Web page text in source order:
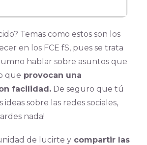
Temas como estos son los
en los FCE fS, pues se trata
hablar sobre asuntos que
que provocan una
facilidad.De seguro que tú
sobre las redes sociales,
nada!
de lucirte ycompartir las